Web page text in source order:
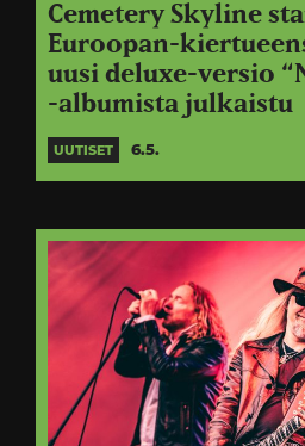
Cemetery Skyline
Euroopan-
uusi deluxe-versio
-albumista julkaistu
UUTISET 6.5.